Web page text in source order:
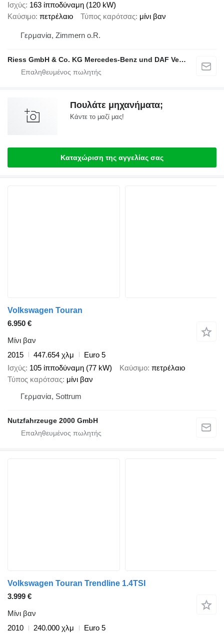
Ισχύς 163 ίπποδύναμη (120 kW)
Καύσιμο πετρέλαιο Τύπος καρότσας μίνι βαν
Γερμανία, Zimmern o.R.
Riess GmbH & Co. KG Mercedes-Benz und DAF Vertragspartner
Πουλάτε μηχανήματα;
Κάντε το μαζί μας!
Καταχώριση της αγγελίας σας
Volkswagen Touran
6.950 €
Μίνι βαν
2015
447.654 χλμ
Euro 5
Ισχύς 105 ίπποδύναμη (77 kW) Καύσιμο πετρέλαιο
Τύπος καρότσας μίνι βαν
Γερμανία, Sottrum
Nutzfahrzeuge 2000 GmbH
Volkswagen Touran Trendline 1.4TSI
3.999 €
Μίνι βαν
2010
240.000 χλμ
Euro 5